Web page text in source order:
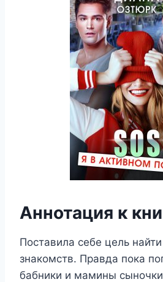
Аннотация к
Поставила себе цель
знакомств. Правда пока
бабники и мамины